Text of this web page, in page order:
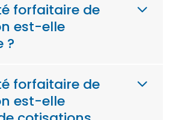
forfaitaire de
est-elle
?
forfaitaire de
est-elle